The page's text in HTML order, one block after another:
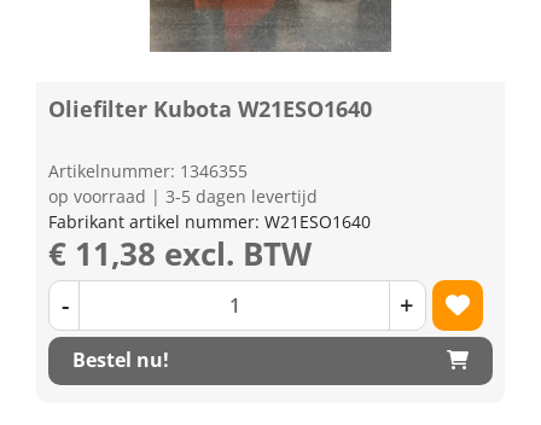
Oliefilter Kubota W21ESO1640
Artikelnummer: 1346355
op voorraad | 3-5 dagen levertijd
Fabrikant artikel nummer: W21ESO1640
€ 11,38 excl. BTW
- +
Bestel nu!